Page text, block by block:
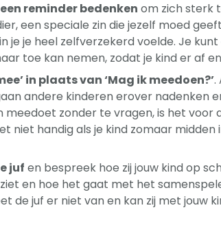
reminder bedenken om zich sterk
een speciale zin die jezelf moed
je je heel zelfverzekerd voelde. Je
toe kan nemen, zodat je kind er af
in plaats van ‘Mag ik meedoen?’.
andere kinderen erover nadenken
meedoet zonder te vragen, is het voor
niet handig als je kind zomaar
juf en bespreek hoe zij jouw kind op
en hoe het gaat met het
de juf er niet van en kan zij met jouw